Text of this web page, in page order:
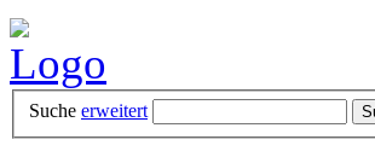
Suche erweitert